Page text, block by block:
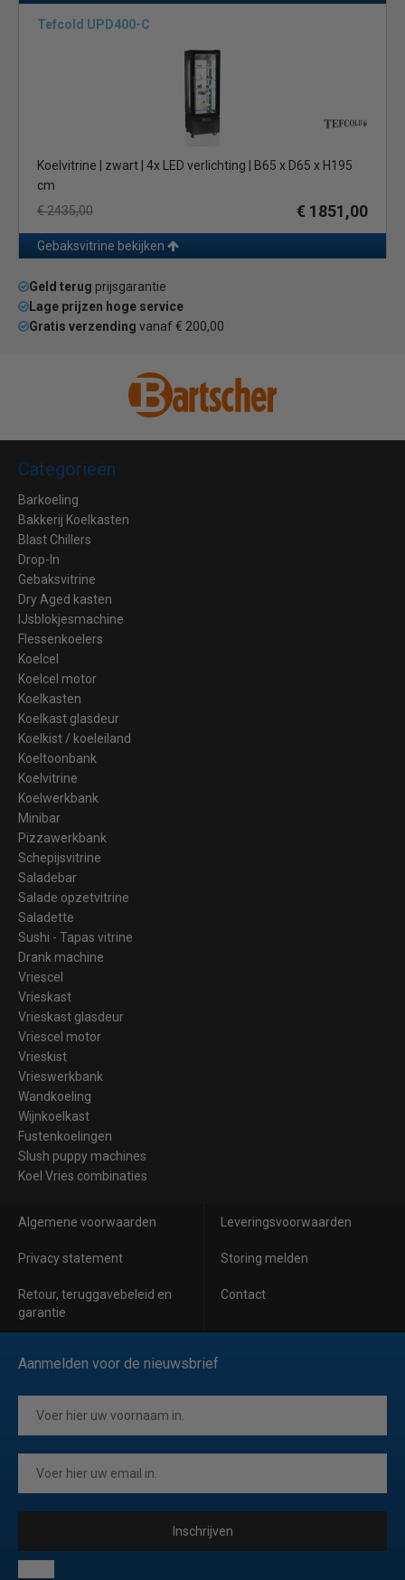
Tefcold UPD400-C
Koelvitrine | zwart | 4x LED verlichting | B65 x D65 x H195
cm
€ 2435,00
€ 1851,00
Gebaksvitrine bekijken
Geld terug prijsgarantie
Lage prijzen hoge service
Gratis verzending vanaf € 200,00
Categorieën
Barkoeling
Bakkerij Koelkasten
Blast Chillers
Drop-In
Gebaksvitrine
Dry Aged kasten
IJsblokjesmachine
Flessenkoelers
Koelcel
Koelcel motor
Koelkasten
Koelkast glasdeur
Koelkist / koeleiland
Koeltoonbank
Koelvitrine
Koelwerkbank
Minibar
Pizzawerkbank
Schepijsvitrine
Saladebar
Salade opzetvitrine
Saladette
Sushi - Tapas vitrine
Drank machine
Vriescel
Vrieskast
Vrieskast glasdeur
Vriescel motor
Vrieskist
Vrieswerkbank
Wandkoeling
Wijnkoelkast
Fustenkoelingen
Slush puppy machines
Koel Vries combinaties
Algemene voorwaarden Leveringsvoorwaarden
Privacy statement Storing melden
Retour, teruggavebeleid en
garantie
Contact
Aanmelden voor de nieuwsbrief
Inschrijven